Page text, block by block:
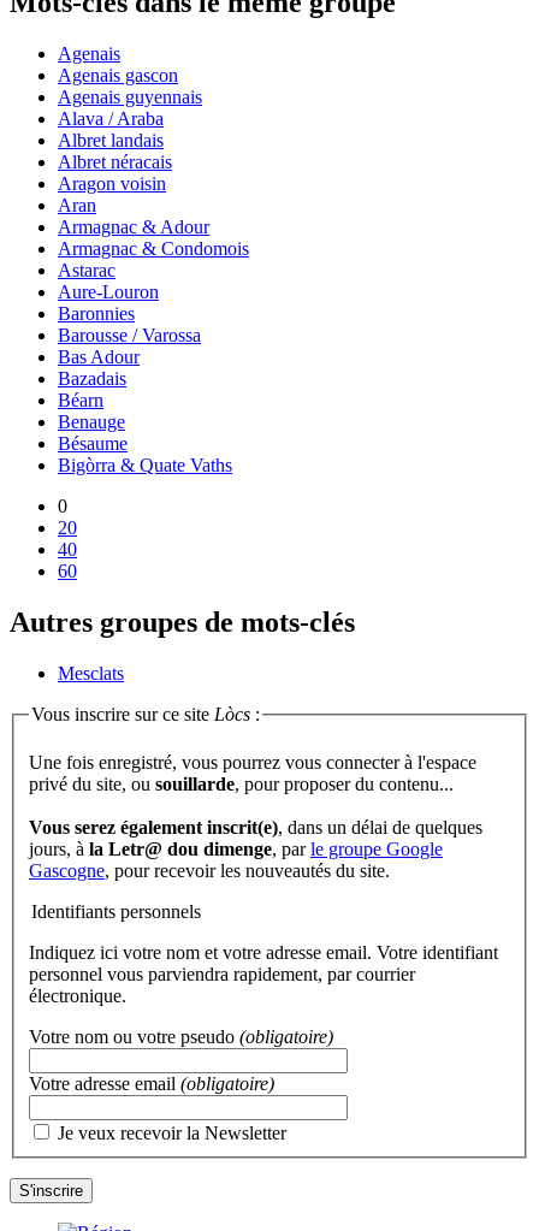
Agenais
Agenais gascon
Agenais guyennais
Alava / Araba
Albret landais
Albret néracais
Aragon voisin
Aran
Armagnac & Adour
Armagnac & Condomois
Astarac
Aure-Louron
Baronnies
Barousse / Varossa
Bas Adour
Bazadais
Béarn
Benauge
Bésaume
Bigòrra & Quate Vaths
0
20
40
60
Autres groupes de mots-clés
Mesclats
Vous inscrire sur ce site Lòcs :
Une fois enregistré, vous pourrez vous connecter à l'espace
privé du site, ou souillarde , pour proposer du contenu...
Vous serez également inscrit(e), dans un délai de quelques
jours, à la Letr@ dou dimenge, parle groupe Google
Gascogne, pour recevoir les nouveautés du site.
Identifiants personnels
Indiquez ici votre nom et votre adresse email. Votre identifiant
personnel vous parviendra rapidement, par courrier
électronique.
Votre nom ou votre pseudo (obligatoire)
Votre adresse email (obligatoire)
Je veux recevoir la Newsletter